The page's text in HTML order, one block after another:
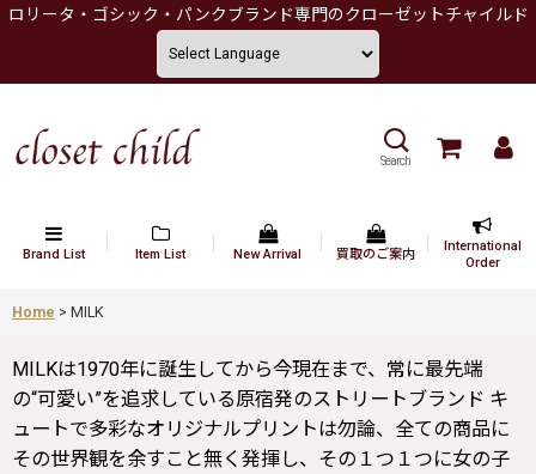
ロリータ・ゴシック・パンクブランド専門のクローゼットチャイルド
Search
Brand List Item List New Arrival 買取のご案内
International
Order
Home > MILK
MILKは1970年に誕生してから今現在まで、常に最先端
の“可愛い”を追求している原宿発のストリートブランド キ
ュートで多彩なオリジナルプリントは勿論、全ての商品に
その世界観を余すこと無く発揮し、その１つ１つに女の子